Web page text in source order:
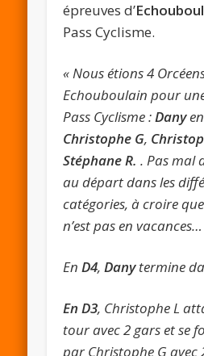
épreuves d’
Pass Cyclisme.
« Nous étions 4
Echouboulain pour
Pass Cyclisme :Dany
Christophe G,
Stéphane R. . Pas mal
au départ dans les
catégories, à croire
n’est pas en vacances…
EnD4,Danytermine
En D3, Christophe L
tour avec 2 gars et se
par Christophe G avec